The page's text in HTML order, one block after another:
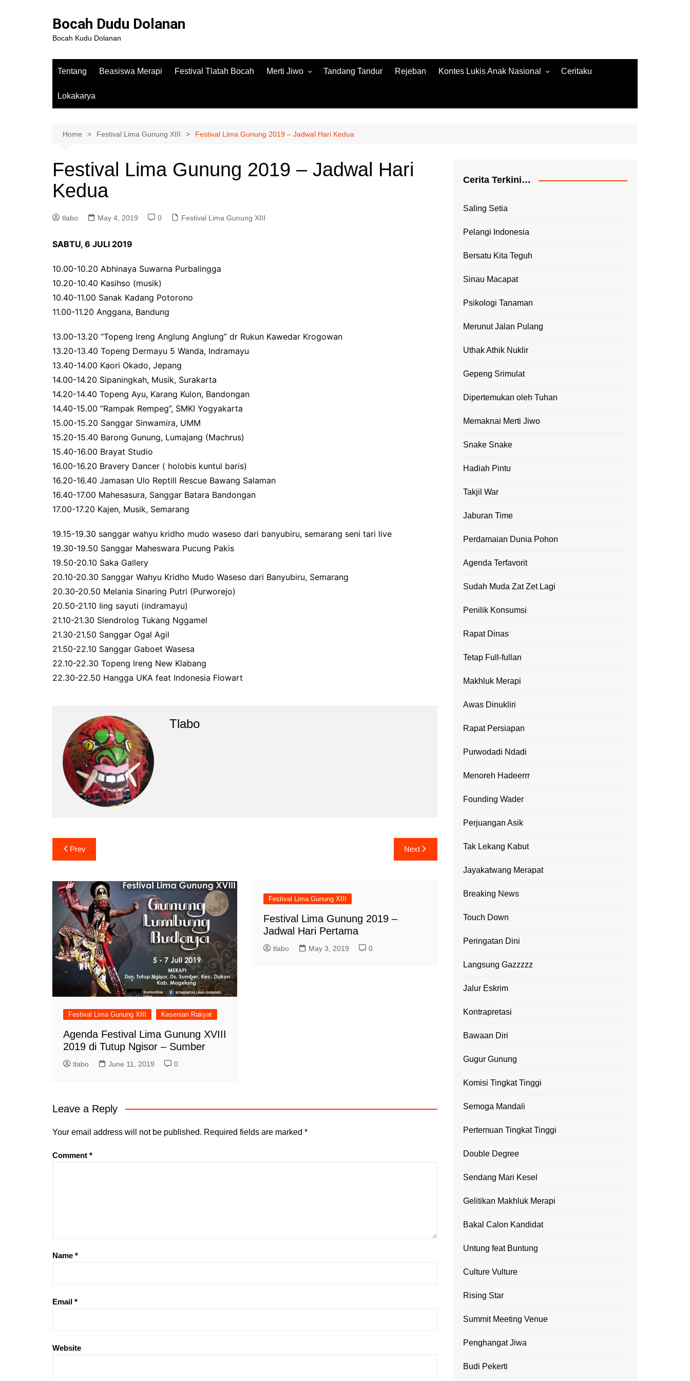
Bocah Dudu Dolanan
Bocah Kudu Dolanan
Tentang Beasiswa Merapi Festival Tlatah Bocah Merti Jiwo
Merti Jiwo 2023
Tandang Tandur Rejeban Kontes Lukis Anak Nasional
Jambore Gambar 2020
Ceritaku
Lokakarya
Home Festival Lima Gunung XIII Festival Lima Gunung 2019 – Jadwal Hari Kedua
Festival Lima Gunung 2019 – Jadwal Hari
Kedua
tlabo May 4, 2019 0 Festival Lima Gunung XIII
SABTU, 6 JULI 2019
10.00-10.20 Abhinaya Suwarna Purbalingga
10.20-10.40 Kasihso (musik)
10.40-11.00 Sanak Kadang Potorono
11.00-11.20 Anggana, Bandung
13.00-13.20 “Topeng Ireng Anglung Anglung” dr Rukun Kawedar Krogowan
13.20-13.40 Topeng Dermayu 5 Wanda, Indramayu
13.40-14.00 Kaori Okado, Jepang
14.00-14.20 Sipaningkah, Musik, Surakarta
14.20-14.40 Topeng Ayu, Karang Kulon, Bandongan
14.40-15.00 “Rampak Rempeg”, SMKI Yogyakarta
15.00-15.20 Sanggar Sinwamira, UMM
15.20-15.40 Barong Gunung, Lumajang (Machrus)
15.40-16.00 Brayat Studio
16.00-16.20 Bravery Dancer ( holobis kuntul baris)
16.20-16.40 Jamasan Ulo Reptill Rescue Bawang Salaman
16.40-17.00 Mahesasura, Sanggar Batara Bandongan
17.00-17.20 Kajen, Musik, Semarang
19.15-19.30 sanggar wahyu kridho mudo waseso dari banyubiru, semarang seni tari live
19.30-19.50 Sanggar Maheswara Pucung Pakis
19.50-20.10 Saka Gallery
20.10-20.30 Sanggar Wahyu Kridho Mudo Waseso dari Banyubiru, Semarang
20.30-20.50 Melania Sinaring Putri (Purworejo)
20.50-21.10 Iing sayuti (indramayu)
21.10-21.30 Slendrolog Tukang Nggamel
21.30-21.50 Sanggar Ogal Agil
21.50-22.10 Sanggar Gaboet Wasesa
22.10-22.30 Topeng Ireng New Klabang
22.30-22.50 Hangga UKA feat Indonesia Flowart
Tlabo
Prev Next
Festival Lima Gunung XIII Kesenian Rakyat
Agenda Festival Lima Gunung XVIII
2019 di Tutup Ngisor – Sumber
tlabo June 11, 2019 0
Festival Lima Gunung XIII
Festival Lima Gunung 2019 –
Jadwal Hari Pertama
tlabo May 3, 2019 0
Leave a Reply
Your email address will not be published. Required fields are marked *
Comment *
Name *
Email *
Website
Cerita Terkini…
Saling Setia
Pelangi Indonesia
Bersatu Kita Teguh
Sinau Macapat
Psikologi Tanaman
Merunut Jalan Pulang
Uthak Athik Nuklir
Gepeng Srimulat
Dipertemukan oleh Tuhan
Memaknai Merti Jiwo
Snake Snake
Hadiah Pintu
Takjil War
Jaburan Time
Perdamaian Dunia Pohon
Agenda Terfavorit
Sudah Muda Zat Zet Lagi
Penilik Konsumsi
Rapat Dinas
Tetap Full-fullan
Makhluk Merapi
Awas Dinukliri
Rapat Persiapan
Purwodadi Ndadi
Menoreh Hadeerrr
Founding Wader
Perjuangan Asik
Tak Lekang Kabut
Jayakatwang Merapat
Breaking News
Touch Down
Peringatan Dini
Langsung Gazzzzz
Jalur Eskrim
Kontrapretasi
Bawaan Diri
Gugur Gunung
Komisi Tingkat Tinggi
Semoga Mandali
Pertemuan Tingkat Tinggi
Double Degree
Sendang Mari Kesel
Gelitikan Makhluk Merapi
Bakal Calon Kandidat
Untung feat Buntung
Culture Vulture
Rising Star
Summit Meeting Venue
Penghangat Jiwa
Budi Pekerti